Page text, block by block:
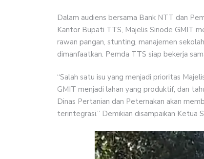
Dalam audiens bersama Bank NTT dan
Kantor Bupati TTS, Majelis Sinode GMIT
rawan pangan, stunting, manajemen
dimanfaatkan. Pemda TTS siap bekerja
“Salah satu isu yang menjadi prioritas
GMIT menjadi lahan yang produktif, dan
Dinas Pertanian dan Peternakan akan
terintegrasi.” Demikian disampaikan Ketua